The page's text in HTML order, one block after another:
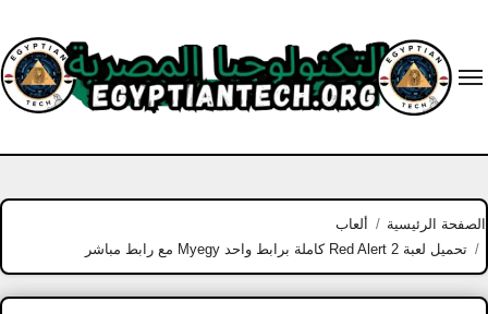
content
الصفحة الرئيسية
ألعاب
تحميل لعبة Red Alert 2 كاملة برابط واحد Myegy مع رابط مباشر